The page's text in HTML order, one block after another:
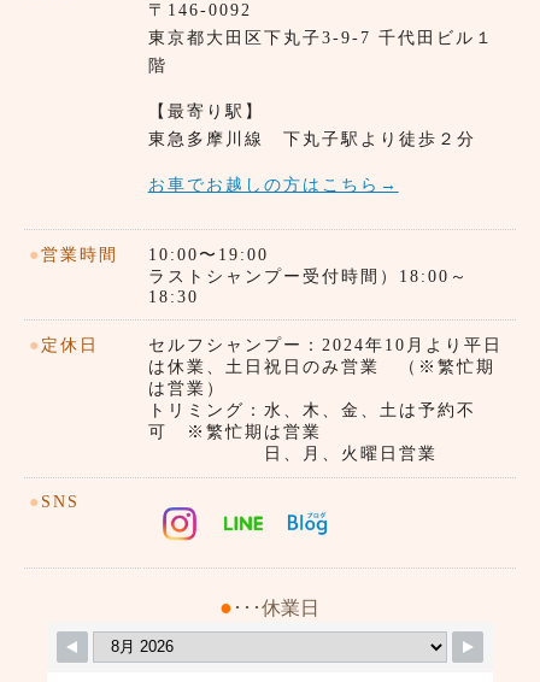
〒146-0092
東京都⼤田区下丸子3-9-7 千代田ビル１
階
【最寄り駅】
東急多摩川線 下丸子駅より徒歩２分
お車でお越しの方はこちら→
● 営業時間
10:00〜19:00
ラストシャンプー受付時間）18:00～
18:30
● 定休日
セルフシャンプー：2024年10月より平日
は休業、土日祝日のみ営業 （※繁忙期
は営業）
トリミング：水、木、金、土は予約不
可 ※繁忙期は営業
日、月、火曜日営業
● SNS
● ･･･休業日